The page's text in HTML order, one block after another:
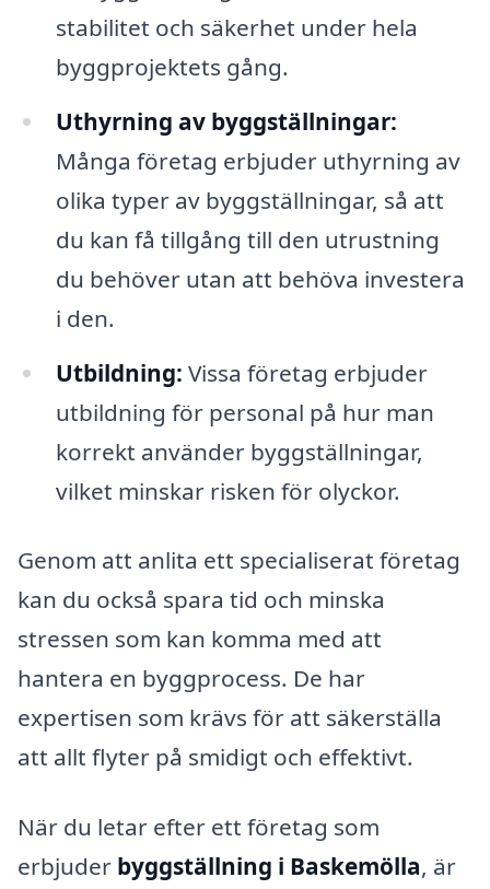
stabilitet och säkerhet under hela
byggprojektets gång.
Uthyrning av byggställningar:
Många företag erbjuder uthyrning av
olika typer av byggställningar, så att
du kan få tillgång till den utrustning
du behöver utan att behöva investera
i den.
Utbildning: Vissa företag erbjuder
utbildning för personal på hur man
korrekt använder byggställningar,
vilket minskar risken för olyckor.
Genom att anlita ett specialiserat företag
kan du också spara tid och minska
stressen som kan komma med att
hantera en byggprocess. De har
expertisen som krävs för att säkerställa
att allt flyter på smidigt och effektivt.
När du letar efter ett företag som
erbjuder byggställning i Baskemölla, är